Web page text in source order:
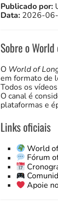
Publicado por:
Data: 2026-
Sobre o
O World of
em formato de
Todos os
O canal é
plataformas e
Links oficiais
World
Fórum
Apoie